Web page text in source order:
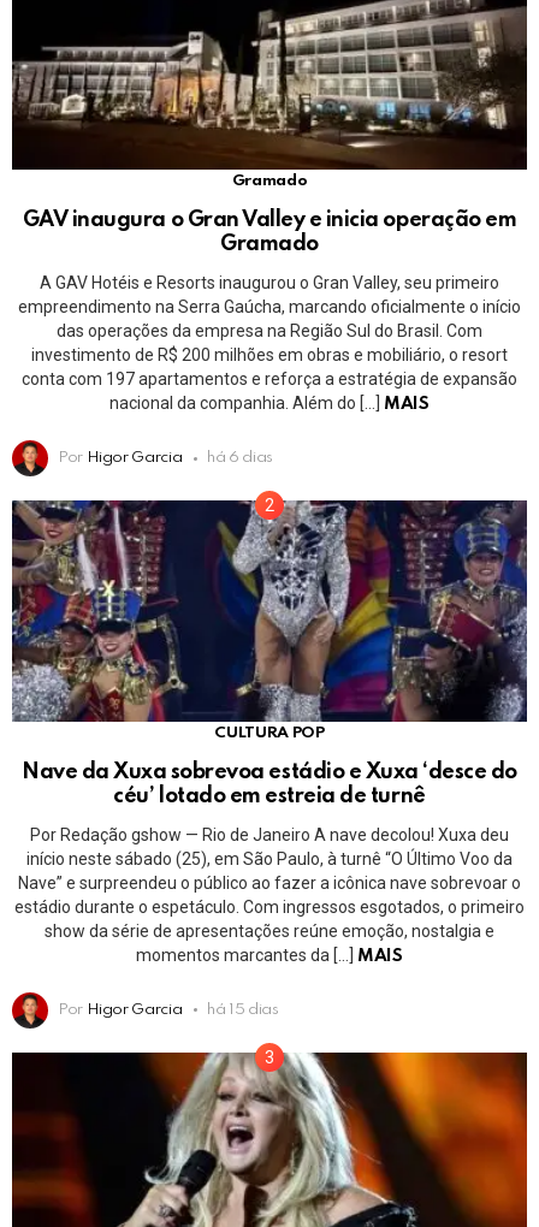
Gramado
GAV inaugura o Gran Valley e inicia operação em
Gramado
A GAV Hotéis e Resorts inaugurou o Gran Valley, seu primeiro
empreendimento na Serra Gaúcha, marcando oficialmente o início
das operações da empresa na Região Sul do Brasil. Com
investimento de R$ 200 milhões em obras e mobiliário, o resort
conta com 197 apartamentos e reforça a estratégia de expansão
nacional da companhia. Além do […]
MAIS
Por Higor Garcia há 6 dias
CULTURA POP
Nave da Xuxa sobrevoa estádio e Xuxa ‘desce do
céu’ lotado em estreia de turnê
Por Redação gshow — Rio de Janeiro A nave decolou! Xuxa deu
início neste sábado (25), em São Paulo, à turnê “O Último Voo da
Nave” e surpreendeu o público ao fazer a icônica nave sobrevoar o
estádio durante o espetáculo. Com ingressos esgotados, o primeiro
show da série de apresentações reúne emoção, nostalgia e
momentos marcantes da […]
MAIS
Por Higor Garcia há 15 dias